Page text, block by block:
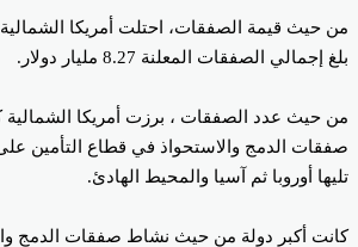
حيث قيمة الصفقات، احتلت أمريكا الشمالية
إجمالي الصفقات المعلنة 8.27 مليار دولار.
حيث عدد الصفقات ، برزت أمريكا الشمالية
الدمج والاستحواذ في قطاع التأمين على
أوروبا ثم آسيا والمحيط الهادئ.
أكبر دولة من حيث نشاط صفقات الدمج